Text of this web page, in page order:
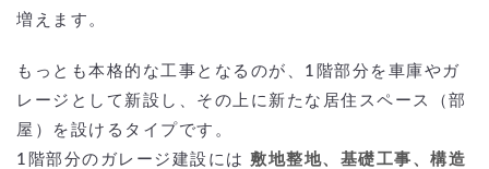
増えます。
もっとも本格的な工事となるのが、1階部分を車庫やガ
レージとして新設し、その上に新たな居住スペース（部
屋）を設けるタイプです。
1階部分のガレージ建設には 敷地整地、基礎工事、構造